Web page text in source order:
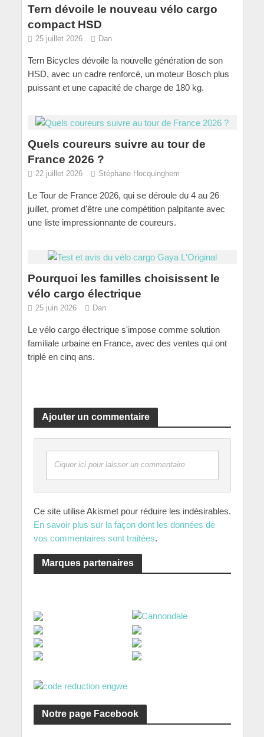
Tern dévoile le nouveau vélo cargo
compact HSD
25 juillet 2026 Dan
Tern Bicycles dévoile la nouvelle génération de son
HSD, avec un cadre renforcé, un moteur Bosch plus
puissant et une capacité de charge de 180 kg.
Quels coureurs suivre au tour de
France 2026 ?
22 juillet 2026 Stéphane Hocquinghem
Le Tour de France 2026, qui se déroule du 4 au 26
juillet, promet d'être une compétition palpitante avec
une liste impressionnante de coureurs.
Pourquoi les familles choisissent le
vélo cargo électrique
25 juin 2026 Dan
Le vélo cargo électrique s'impose comme solution
familiale urbaine en France, avec des ventes qui ont
triplé en cinq ans.
Ajouter un commentaire
Ciquer ici pour laisser un commentaire
Ce site utilise Akismet pour réduire les indésirables.
En savoir plus sur la façon dont les données de
vos commentaires sont traitées.
Marques partenaires
Notre page Facebook